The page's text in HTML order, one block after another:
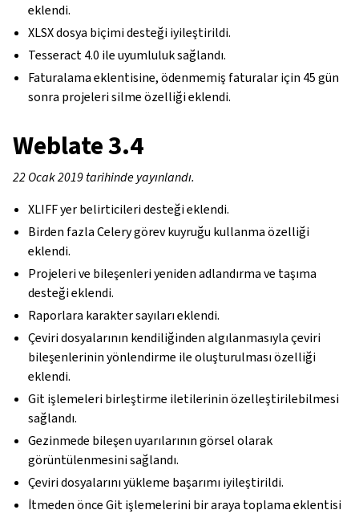
eklendi.
XLSX dosya biçimi desteği iyileştirildi.
Tesseract 4.0 ile uyumluluk sağlandı.
Faturalama eklentisine, ödenmemiş faturalar için 45 gün
sonra projeleri silme özelliği eklendi.
Weblate 3.4
22 Ocak 2019 tarihinde yayınlandı.
XLIFF yer belirticileri desteği eklendi.
Birden fazla Celery görev kuyruğu kullanma özelliği
eklendi.
Projeleri ve bileşenleri yeniden adlandırma ve taşıma
desteği eklendi.
Raporlara karakter sayıları eklendi.
Çeviri dosyalarının kendiliğinden algılanmasıyla çeviri
bileşenlerinin yönlendirme ile oluşturulması özelliği
eklendi.
Git işlemeleri birleştirme iletilerinin özelleştirilebilmesi
sağlandı.
Gezinmede bileşen uyarılarının görsel olarak
görüntülenmesini sağlandı.
Çeviri dosyalarını yükleme başarımı iyileştirildi.
İtmeden önce Git işlemelerini bir araya toplama eklentisi